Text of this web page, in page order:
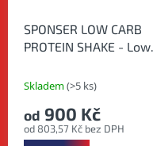
SPONSER LOW CARB
PROTEIN SHAKE - Low
Skladem(>5 ks)
od 803,57 Kč bez DPH
od 900 Kč